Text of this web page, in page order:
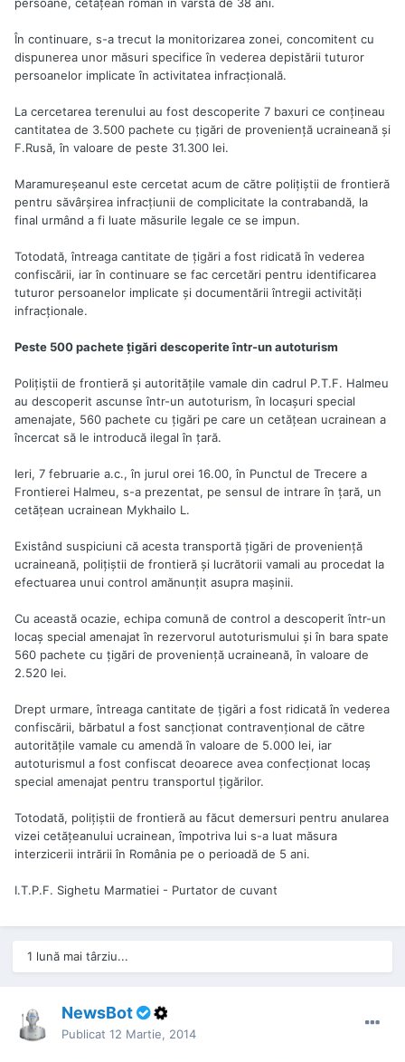
persoane, cetăţean român în vârstă de 38 ani.
În continuare, s-a trecut la monitorizarea zonei, concomitent cu
dispunerea unor măsuri specifice în vederea depistării tuturor
persoanelor implicate în activitatea infracţională.
La cercetarea terenului au fost descoperite 7 baxuri ce conţineau
cantitatea de 3.500 pachete cu ţigări de provenienţă ucraineană şi
F.Rusă, în valoare de peste 31.300 lei.
Maramureşeanul este cercetat acum de către poliţiştii de frontieră
pentru săvârşirea infracţiunii de complicitate la contrabandă, la
final urmând a fi luate măsurile legale ce se impun.
Totodată, întreaga cantitate de ţigări a fost ridicată în vederea
confiscării, iar în continuare se fac cercetări pentru identificarea
tuturor persoanelor implicate şi documentării întregii activităţi
infracţionale.
Peste 500 pachete ţigări descoperite într-un autoturism
Poliţiştii de frontieră şi autorităţile vamale din cadrul P.T.F. Halmeu
au descoperit ascunse într-un autoturism, în locaşuri special
amenajate, 560 pachete cu ţigări pe care un cetăţean ucrainean a
încercat să le introducă ilegal în ţară.
Ieri, 7 februarie a.c., în jurul orei 16.00, în Punctul de Trecere a
Frontierei Halmeu, s-a prezentat, pe sensul de intrare în ţară, un
cetăţean ucrainean Mykhailo L.
Existând suspiciuni că acesta transportă ţigări de provenienţă
ucraineană, poliţiştii de frontieră şi lucrătorii vamali au procedat la
efectuarea unui control amănunţit asupra maşinii.
Cu această ocazie, echipa comună de control a descoperit într-un
locaş special amenajat în rezervorul autoturismului şi în bara spate
560 pachete cu ţigări de provenienţă ucraineană, în valoare de
2.520 lei.
Drept urmare, întreaga cantitate de ţigări a fost ridicată în vederea
confiscării, bărbatul a fost sancţionat contravenţional de către
autorităţile vamale cu amendă în valoare de 5.000 lei, iar
autoturismul a fost confiscat deoarece avea confecţionat locaş
special amenajat pentru transportul ţigărilor.
Totodată, poliţiştii de frontieră au făcut demersuri pentru anularea
vizei cetăţeanului ucrainean, împotriva lui s-a luat măsura
interzicerii intrării în România pe o perioadă de 5 ani.
I.T.P.F. Sighetu Marmatiei - Purtator de cuvant
1 lună mai târziu...
NewsBot
Publicat 12 Martie, 2014